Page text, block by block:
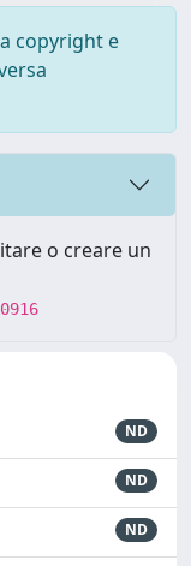
copyright e
o creare un
ND
ND
ND